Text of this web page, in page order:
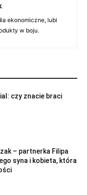
ekonomiczne, lubi
w boju.
czy znacie braci
– partnerka Filipa
syna i kobieta, która